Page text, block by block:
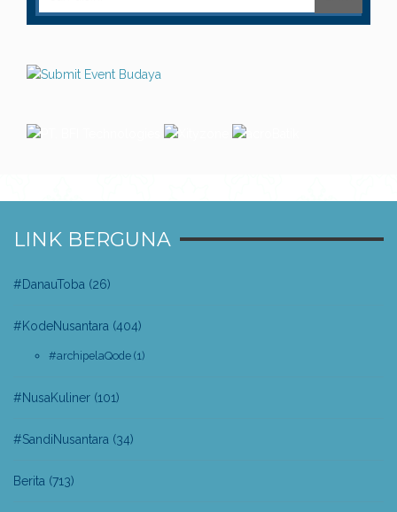
LINK BERGUNA
#DanauToba (26)
#KodeNusantara (404)
#archipelaQode (1)
#NusaKuliner (101)
#SandiNusantara (34)
Berita (713)